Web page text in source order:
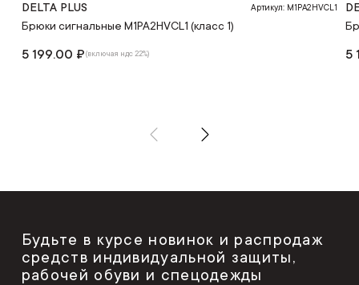
DELTA PLUS Артикул: M1PA2HVCL1
Брюки сигнальные M1PA2HVCL1 (класс 1)
5 199.00 ₽(включая ндс 22%) 5
Будьте в курсе новинок и распродаж
средств индивидуальной защиты,
рабочей обуви и спецодежды